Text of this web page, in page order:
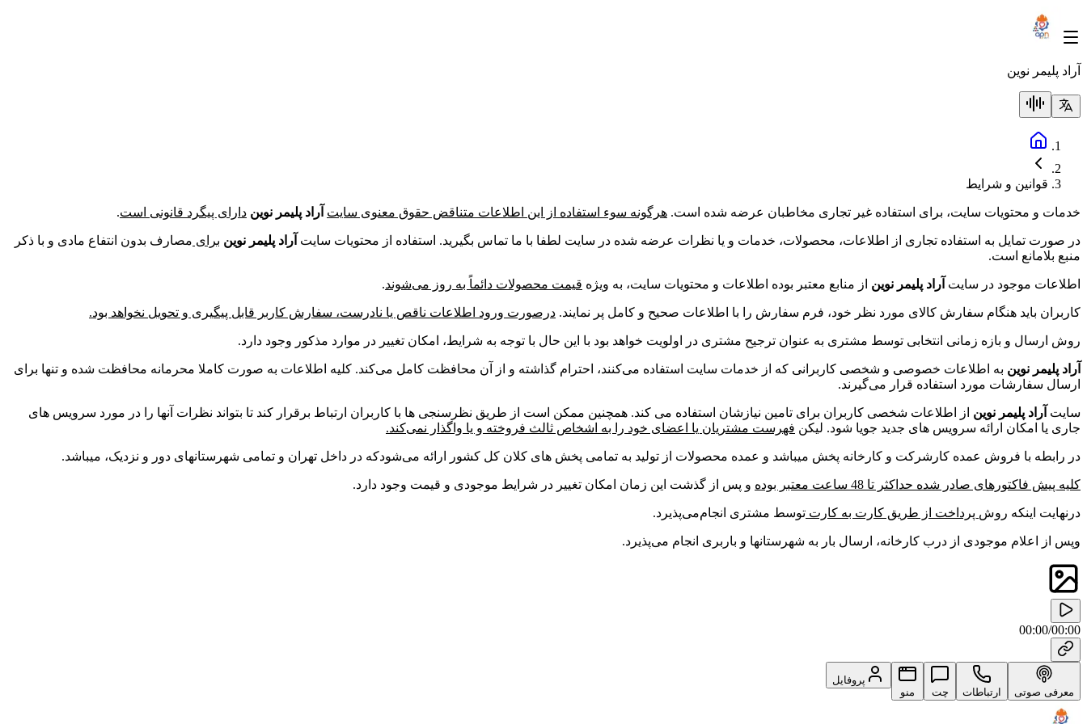
آراد پلیمر نوین
قوانین و شرایط
خدمات و محتویات سایت، براى استفاده غیر تجارى مخاطبان عرضه شده است. هرگونه سوء استفاده از این اطلاعات متناقض حقوق معنوی سایت آراد پلیمر نوین دارای پیگرد قانونی است.
در صورت تمایل به استفاده تجاری از اطلاعات، محصولات، خدمات و یا نظرات عرضه شده در سایت لطفا با ما تماس بگیرید. استفاده از محتویات سایت آراد پلیمر نوین برای مصارف بدون انتفاع مادی و با ذکر
منبع بلامانع است.
اطلاعات موجود در سایت آراد پلیمر نوین از منابع معتبر بوده اطلاعات و محتویات سایت، به ویژه قیمت محصولات دائماً به روز می‌شوند.
کاربران باید هنگام سفارش کالای مورد نظر خود، فرم سفارش را با اطلاعات صحیح و کامل پر نمایند. درصورت ورود اطلاعات ناقص یا نادرست، سفارش کاربر قابل پیگیری و تحویل نخواهد بود.
روش ارسال و بازه زمانی انتخابی توسط مشتری به عنوان ترجیح مشتری در اولویت خواهد بود با این حال با توجه به شرایط، امکان تغییر در موارد مذکور وجود دارد.
آراد پلیمر نوین به اطلاعات خصوصی و شخصی کاربرانی که از خدمات سایت استفاده می‌کنند، احترام گذاشته و از آن محافظت کامل می‌کند. کلیه اطلاعات به صورت کاملا محرمانه محافظت شده و تنها برای
ارسال سفارشات مورد استفاده قرار می‌گیرند.
سایت آراد پلیمر نوین از اطلاعات شخصی کاربران برای تامین نیازشان استفاده می کند. همچنین ممکن است از طریق نظرسنجی ها با کاربران ارتباط برقرار کند تا بتواند نظرات آنها را در مورد سرویس های
جاری یا امکان ارائه سرویس های جدید جویا شود. لیکن فهرست مشتریان یا اعضای خود را به اشخاص ثالث فروخته و یا واگذار نمی‌کند.
در رابطه با فروش عمده کارشرکت و کارخانه پخش میباشد و عمده محصولات از تولید به تمامی پخش های کلان کل کشور ارائه می‌شودکه در داخل تهران و تمامی شهرستانهای دور و نزدیک، میباشد.
کلیه پیش فاکتورهای صادر شده حداکثر تا 48 ساعت معتبر بوده و پس از گذشت این زمان امکان تغییر در شرایط موجودی و قیمت وجود دارد.
درنهایت اینکه روش پرداخت از طریق کارت به کارت توسط مشتری انجام‌می‌پذیرد.
و‌پس از اعلام موجودی از درب کارخانه، ارسال بار به شهرستانها و باربری انجام می‌پذیرد.
00:00/00:00
معرفی صوتی ارتباطات چت منو
پروفایل